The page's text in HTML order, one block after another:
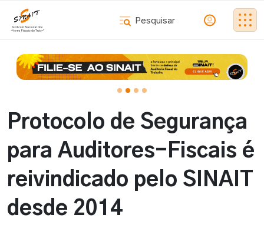
Protocolo de Segurança
para Auditores-Fiscais é
reivindicado pelo SINAIT
desde 2014